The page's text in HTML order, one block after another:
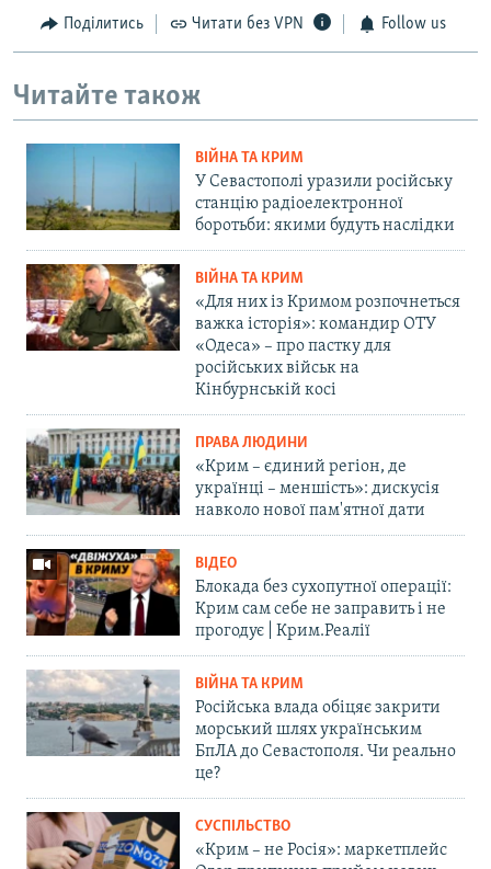
Поділитись Читати без VPN Follow us
Читайте також
ВІЙНА ТА КРИМ
У Севастополі уразили російську
станцію радіоелектронної
боротьби: якими будуть наслідки
ВІЙНА ТА КРИМ
«Для них із Кримом розпочнеться
важка історія»: командир ОТУ
«Одеса» – про пастку для
російських військ на
Кінбурнській косі
ПРАВА ЛЮДИНИ
«Крим – єдиний регіон, де
українці – меншість»: дискусія
навколо нової пам'ятної дати
ВІДЕО
Блокада без сухопутної операції:
Крим сам себе не заправить і не
прогодує | Крим.Реалії
ВІЙНА ТА КРИМ
Російська влада обіцяє закрити
морський шлях українським
БпЛА до Севастополя. Чи реально
це?
СУСПІЛЬСТВО
«Крим – не Росія»: маркетплейс